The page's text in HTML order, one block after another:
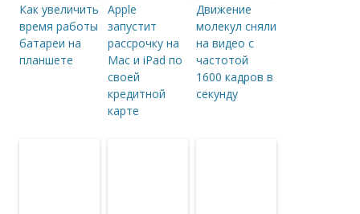
Как увеличить
время работы
батареи на
планшете
Apple
запустит
рассрочку на
Mac и iPad по
своей
кредитной
карте
Движение
молекул сняли
на видео с
частотой
1600 кадров в
секунду